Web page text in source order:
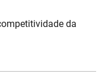
da